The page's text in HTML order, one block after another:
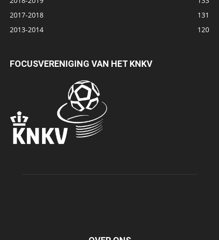
2017-2018
131
2013-2014
120
FOCUSVERENIGING VAN HET KNKV